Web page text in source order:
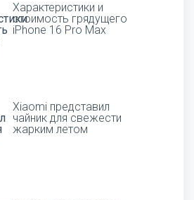
Характеристики и
стоимость грядущего
iPhone 16 Pro Max
Xiaomi представил
чайник для свежести
жарким летом